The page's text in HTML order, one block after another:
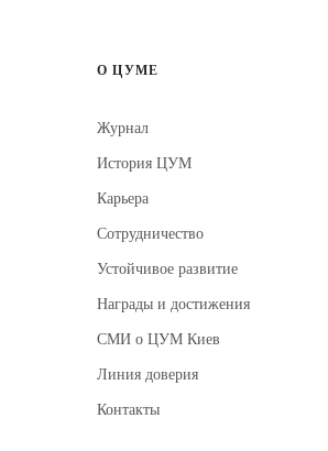
О ЦУМЕ
Журнал
История ЦУМ
Карьера
Сотрудничество
Устойчивое развитие
Награды и достижения
СМИ о ЦУМ Киев
Линия доверия
Контакты